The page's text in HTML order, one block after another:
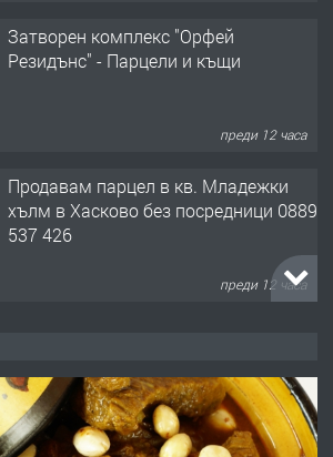
Затворен комплекс "Орфей
Резидънс" - Парцели и къщи
преди 12 часа
Продавам парцел в кв. Младежки
хълм в Хасково без посредници 0889
537 426
преди 12 часа
преди 12 часа